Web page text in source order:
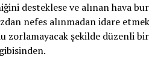
desteklese ve alınan hava
nefes alınmadan idare
zorlamayacak şekilde düzenli